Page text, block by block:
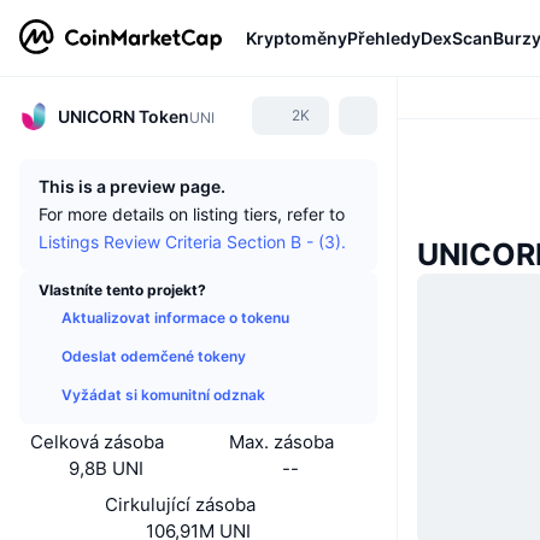
KryptoměnyPřehledyDexScanBurzy
UNICORN TokenUNI 2K
This is a preview page.
For more details on listing tiers, refer to
Listings Review Criteria Section B - (3).
Vlastníte tento projekt?
Aktualizovat informace o tokenu
Odeslat odemčené tokeny
Vyžádat si komunitní odznak
Celková zásoba
9,8B UNI
Max. zásoba
--
Cirkulující zásoba
106,91M UNI